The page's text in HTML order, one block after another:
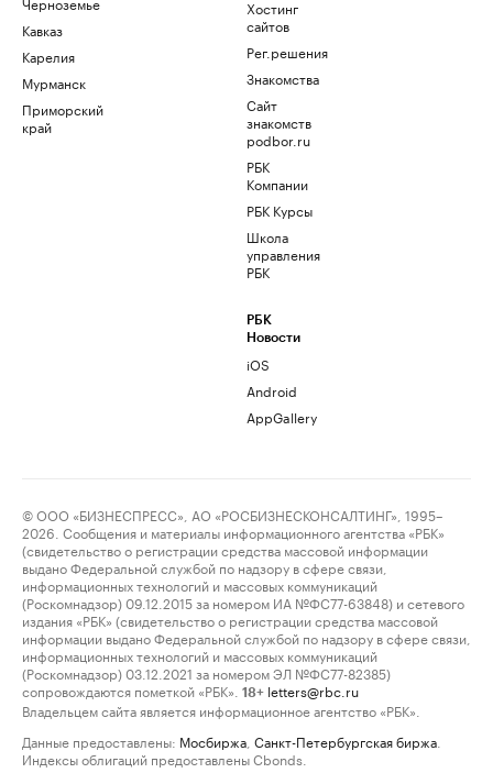
Кавказ
Карелия
Мурманск
Приморский
край
Хостинг
сайтов
Рег.решения
Знакомства
Сайт
знакомств
podbor.ru
РБК
Компании
РБК Курсы
Школа
управления
РБК
РБК
Новости
iOS
Android
AppGallery
© ООО «БИЗНЕСПРЕСС», АО «РОСБИЗНЕСКОНСАЛТИНГ», 1995–
2026. Сообщения и материалы информационного агентства «РБК»
(свидетельство о регистрации средства массовой информации
выдано Федеральной службой по надзору в сфере связи,
информационных технологий и массовых коммуникаций
(Роскомнадзор) 09.12.2015 за номером ИА №ФС77-63848) и сетевого
издания «РБК» (свидетельство о регистрации средства массовой
информации выдано Федеральной службой по надзору в сфере связи,
информационных технологий и массовых коммуникаций
(Роскомнадзор) 03.12.2021 за номером ЭЛ №ФС77-82385)
сопровождаются пометкой «РБК».
18+ letters@rbc.ru
Владельцем сайта является информационное агентство «РБК».
Данные предоставлены: Мосбиржа Санкт-Петербургская биржа
Индексы облигаций предоставлены Cbonds.